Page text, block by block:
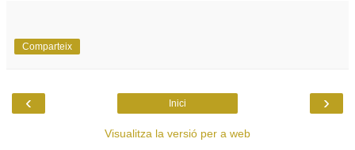
Comparteix
‹ ›
Inici
Visualitza la versió per a web